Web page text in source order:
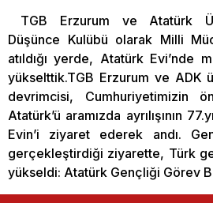
TGB Erzurum ve Atatürk
Düşünce Kulübü olarak Milli
atıldığı yerde, Atatürk Evi’nde
yükselttik.TGB Erzurum ve ADK
devrimcisi, Cumhuriyetimizin
Atatürk’ü aramızda ayrılışının
Evin’i ziyaret ederek andı.
gerçekleştirdiği ziyarette, Türk
yükseldi: Atatürk Gençliği Görev